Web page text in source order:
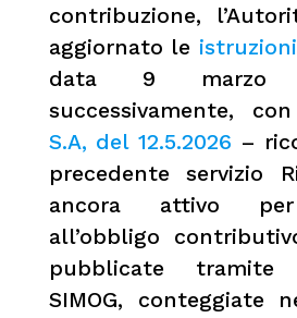
contribuzione,
aggiornato le
data 9 marzo
successivamente, con
S.A, del 12.5.2026 –
precedente servizio
ancora attivo per
all’obbligo
pubblicate
SIMOG, conteggiate